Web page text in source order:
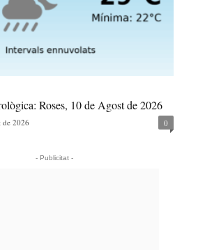
Roses, 10 de Agost de 2026
de 2026 0
- Publicitat -